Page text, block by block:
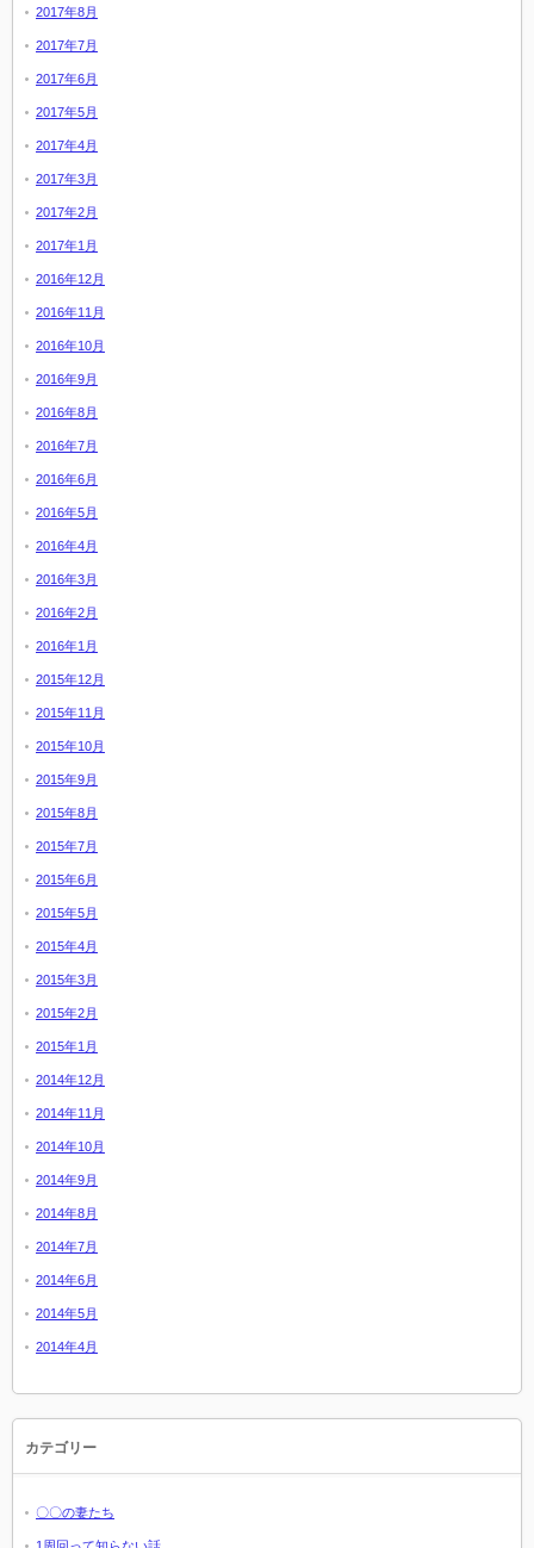
2017年8月
2017年7月
2017年6月
2017年5月
2017年4月
2017年3月
2017年2月
2017年1月
2016年12月
2016年11月
2016年10月
2016年9月
2016年8月
2016年7月
2016年6月
2016年5月
2016年4月
2016年3月
2016年2月
2016年1月
2015年12月
2015年11月
2015年10月
2015年9月
2015年8月
2015年7月
2015年6月
2015年5月
2015年4月
2015年3月
2015年2月
2015年1月
2014年12月
2014年11月
2014年10月
2014年9月
2014年8月
2014年7月
2014年6月
2014年5月
2014年4月
カテゴリー
〇〇の妻たち